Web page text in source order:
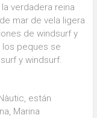
verdadera reina
mar de vela ligera
de windsurf y
los peques se
y windsurf.
están
Marina